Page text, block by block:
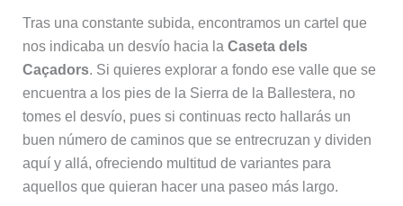
Tras una constante subida, encontramos un cartel que
nos indicaba un desvío hacia la Caseta dels
Caçadors. Si quieres explorar a fondo ese valle que se
encuentra a los pies de la Sierra de la Ballestera, no
tomes el desvío, pues si continuas recto hallarás un
buen número de caminos que se entrecruzan y dividen
aquí y allá, ofreciendo multitud de variantes para
aquellos que quieran hacer una paseo más largo.